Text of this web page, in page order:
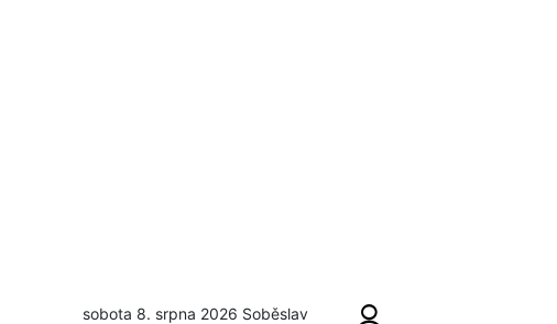
sobota 8. srpna 2026 Soběslav